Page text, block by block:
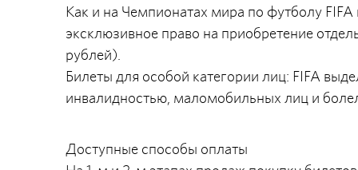
Как и на Чемпионатах мира по футболу
эксклюзивное право на приобретение
рублей).
Билеты для особой категории лиц: FIFA
инвалидностью, маломобильных лиц и
Доступные способы оплаты